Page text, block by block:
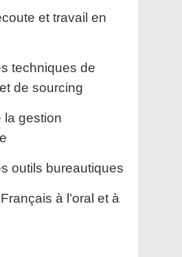
et travail en
techniques de
de sourcing
la gestion
outils bureautiques
à l’oral et à